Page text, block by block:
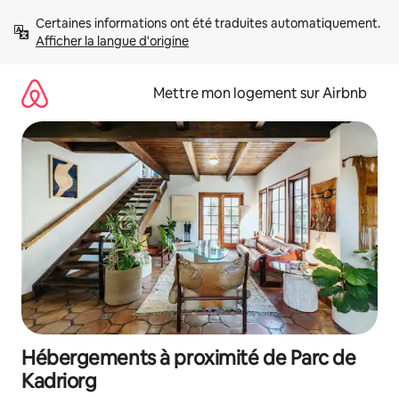
directement
Afficher la langue d'origine
Mettre mon logement sur Airbnb
Hébergements à proximité de Parc de
Kadriorg